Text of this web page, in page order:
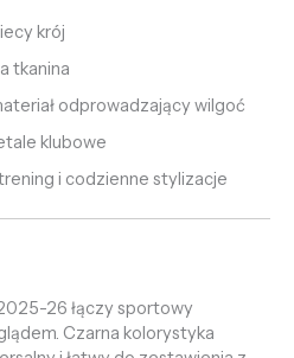
krój
tkanina
odprowadzający wilgoć
klubowe
i codzienne stylizacje
26 łączy sportowy
Czarna kolorystyka